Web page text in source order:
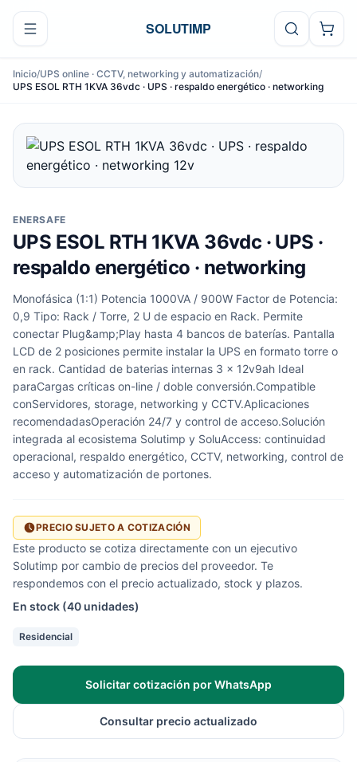
Ir al contenido
SOLUTIMP
Inicio/UPS online · CCTV, networking y automatización/
UPS ESOL RTH 1KVA 36vdc · UPS · respaldo energético · networking
ENERSAFE
UPS ESOL RTH 1KVA 36vdc · UPS ·
respaldo energético · networking
Monofásica (1:1) Potencia 1000VA / 900W Factor de Potencia:
0,9 Tipo: Rack / Torre, 2 U de espacio en Rack. Permite
conectar Plug&amp;Play hasta 4 bancos de baterías. Pantalla
LCD de 2 posiciones permite instalar la UPS en formato torre o
en rack. Cantidad de baterias internas 3 x 12v9ah Ideal
paraCargas críticas on-line / doble conversión.Compatible
conServidores, storage, networking y CCTV.Aplicaciones
recomendadasOperación 24/7 y control de acceso.Solución
integrada al ecosistema Solutimp y SoluAccess: continuidad
operacional, respaldo energético, CCTV, networking, control de
acceso y automatización de portones.
PRECIO SUJETO A COTIZACIÓN
Este producto se cotiza directamente con un ejecutivo
Solutimp por cambio de precios del proveedor. Te
respondemos con el precio actualizado, stock y plazos.
En stock (40 unidades)
Residencial
Solicitar cotización por WhatsApp
Consultar precio actualizado